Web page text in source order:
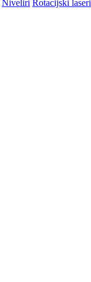
Niveliri Rotacijski laseri